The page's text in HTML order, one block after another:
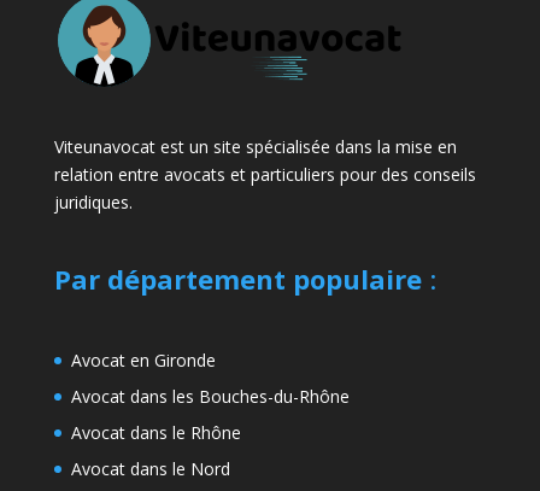
Viteunavocat est un site spécialisée dans la mise en
relation entre avocats et particuliers pour des conseils
juridiques.
Par département populaire:
Avocat en Gironde
Avocat dans les Bouches-du-Rhône
Avocat dans le Rhône
Avocat dans le Nord